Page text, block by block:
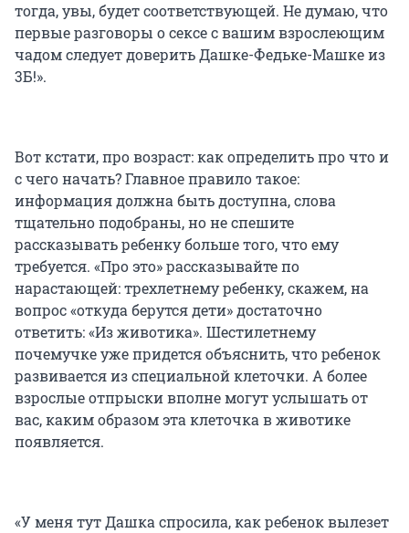
тогда, увы, будет соответствующей. Не думаю, что
первые разговоры о сексе с вашим взрослеющим
чадом следует доверить Дашке-Федьке-Машке из
3Б!».
Вот кстати, про возраст: как определить про что и
с чего начать? Главное правило такое:
информация должна быть доступна, слова
тщательно подобраны, но не спешите
рассказывать ребенку больше того, что ему
требуется. «Про это» рассказывайте по
нарастающей: трехлетнему ребенку, скажем, на
вопрос «откуда берутся дети» достаточно
ответить: «Из животика». Шестилетнему
почемучке уже придется объяснить, что ребенок
развивается из специальной клеточки. А более
взрослые отпрыски вполне могут услышать от
вас, каким образом эта клеточка в животике
появляется.
«У меня тут Дашка спросила, как ребенок вылезет